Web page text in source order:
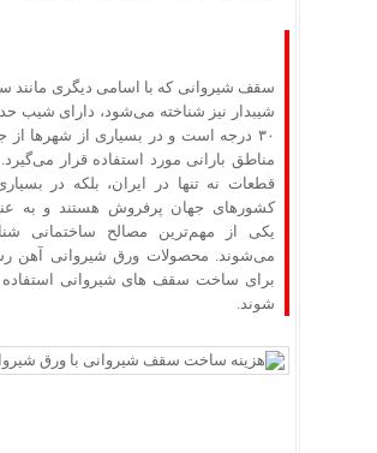
سقف شیروانی که با اسامی دیگری مانند
شیب­دار نیز شناخته می‌شود، دارای شیب
۳۰ درجه است و در بسیاری از شهرها از
مناطق بارانی مورد استفاده قرار
قطعات نه تنها در ایران، بلکه در
کشورهای جهان پرفروش هستند و به
یکی از مهم‌ترین مصالح ساختمانی
می‌شوند. محصولات ورق شیروانی آهن
برای ساخت سقف های شیروانی
شوند.